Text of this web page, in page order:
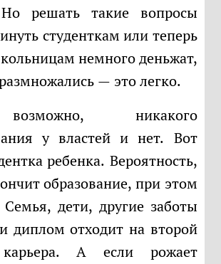
Но решать такие вопросы
студенткам или теперь
немного деньжат,
— это легко.
у властей и нет. Вот
ребенка. Вероятность,
образование, при этом
Семья, дети, другие заботы
диплом отходит на второй
А если рожает